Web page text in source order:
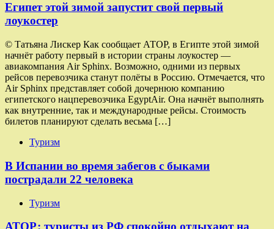
Египет этой зимой запустит свой первый
лоукостер
© Татьяна Лискер Как сообщает АТОР, в Египте этой зимой
начнёт работу первый в истории страны лоукостер —
авиакомпания Air Sphinx. Возможно, одними из первых
рейсов перевозчика станут полёты в Россию. Отмечается, что
Air Sphinx представляет собой дочернюю компанию
египетского нацперевозчика EgyptAir. Она начнёт выполнять
как внутренние, так и международные рейсы. Стоимость
билетов планируют сделать весьма […]
Туризм
В Испании во время забегов с быками
пострадали 22 человека
Туризм
АТОР: туристы из РФ спокойно отдыхают на